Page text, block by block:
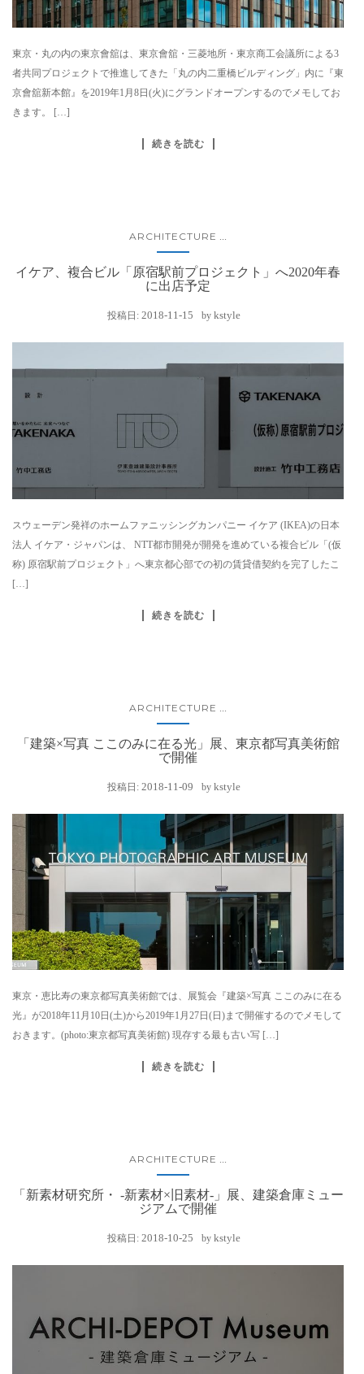
東京・丸の内の東京會舘は、東京會舘・三菱地所・東京商工会議所による3
者共同プロジェクトで推進してきた「丸の内二重橋ビルディング」内に『東
京會舘新本館』を2019年1月8日(火)にグランドオープンするのでメモしてお
きます。 […]
続きを読む
ARCHITECTURE ...
イケア、複合ビル「原宿駅前プロジェクト」へ2020年春
に出店予定
投稿日: 2018-11-15 by kstyle
スウェーデン発祥のホームファニッシングカンパニー イケア (IKEA)の日本
法人 イケア・ジャパンは、 NTT都市開発が開発を進めている複合ビル「(仮
称) 原宿駅前プロジェクト」へ東京都心部での初の賃貸借契約を完了したこ
[…]
続きを読む
ARCHITECTURE
「建築×写真 ここのみに在る光」展、東京都写真美術館
で開催
投稿日: 2018-11-09 by kstyle
東京・恵比寿の東京都写真美術館では、展覧会『建築×写真 ここのみに在る
光』が2018年11月10日(土)から2019年1月27日(日)まで開催するのでメモして
おきます。(photo:東京都写真美術館) 現存する最も古い写 […]
続きを読む
ARCHITECTURE ...
「新素材研究所・ -新素材×旧素材-」展、建築倉庫ミュー
ジアムで開催
投稿日: 2018-10-25 by kstyle